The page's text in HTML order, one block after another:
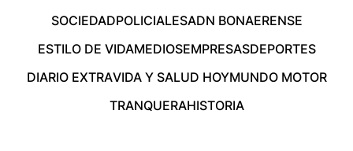
SOCIEDADPOLICIALESADN BONAERENSE
ESTILO DE VIDAMEDIOSEMPRESASDEPORTES
DIARIO EXTRAVIDA Y SALUD HOYMUNDO MOTOR
TRANQUERAHISTORIA